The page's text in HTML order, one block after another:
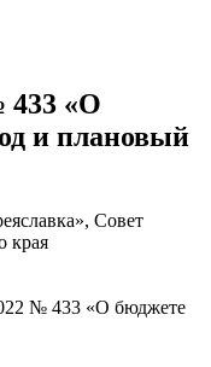
433 «О
и плановый
Совет
края
№ 433 «О бюджете